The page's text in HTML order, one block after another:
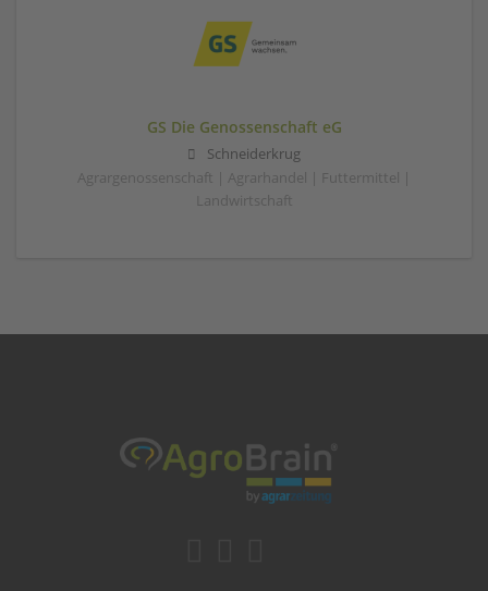
GS Die Genossenschaft eG
Schneiderkrug
Agrargenossenschaft | Agrarhandel | Futtermittel |
Landwirtschaft